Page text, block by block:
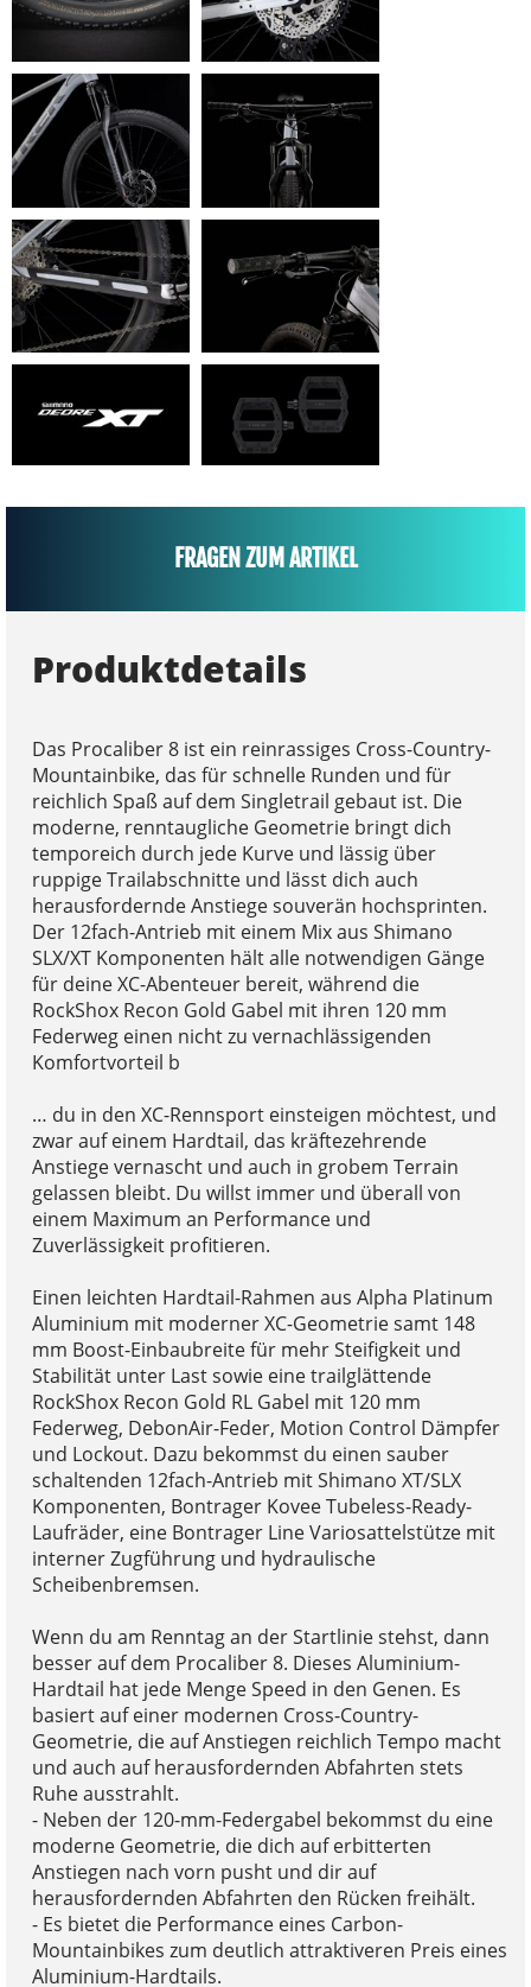
FRAGEN ZUM ARTIKEL
Produktdetails
Das Procaliber 8 ist ein reinrassiges Cross-Country-
Mountainbike, das für schnelle Runden und für
reichlich Spaß auf dem Singletrail gebaut ist. Die
moderne, renntaugliche Geometrie bringt dich
temporeich durch jede Kurve und lässig über
ruppige Trailabschnitte und lässt dich auch
herausfordernde Anstiege souverän hochsprinten.
Der 12fach-Antrieb mit einem Mix aus Shimano
SLX/XT Komponenten hält alle notwendigen Gänge
für deine XC-Abenteuer bereit, während die
RockShox Recon Gold Gabel mit ihren 120 mm
Federweg einen nicht zu vernachlässigenden
Komfortvorteil b
… du in den XC-Rennsport einsteigen möchtest, und
zwar auf einem Hardtail, das kräftezehrende
Anstiege vernascht und auch in grobem Terrain
gelassen bleibt. Du willst immer und überall von
einem Maximum an Performance und
Zuverlässigkeit profitieren.
Einen leichten Hardtail-Rahmen aus Alpha Platinum
Aluminium mit moderner XC-Geometrie samt 148
mm Boost-Einbaubreite für mehr Steifigkeit und
Stabilität unter Last sowie eine trailglättende
RockShox Recon Gold RL Gabel mit 120 mm
Federweg, DebonAir-Feder, Motion Control Dämpfer
und Lockout. Dazu bekommst du einen sauber
schaltenden 12fach-Antrieb mit Shimano XT/SLX
Komponenten, Bontrager Kovee Tubeless-Ready-
Laufräder, eine Bontrager Line Variosattelstütze mit
interner Zugführung und hydraulische
Scheibenbremsen.
Wenn du am Renntag an der Startlinie stehst, dann
besser auf dem Procaliber 8. Dieses Aluminium-
Hardtail hat jede Menge Speed in den Genen. Es
basiert auf einer modernen Cross-Country-
Geometrie, die auf Anstiegen reichlich Tempo macht
und auch auf herausfordernden Abfahrten stets
Ruhe ausstrahlt.
- Neben der 120-mm-Federgabel bekommst du eine
moderne Geometrie, die dich auf erbitterten
Anstiegen nach vorn pusht und dir auf
herausfordernden Abfahrten den Rücken freihält.
- Es bietet die Performance eines Carbon-
Mountainbikes zum deutlich attraktiveren Preis eines
Aluminium-Hardtails.